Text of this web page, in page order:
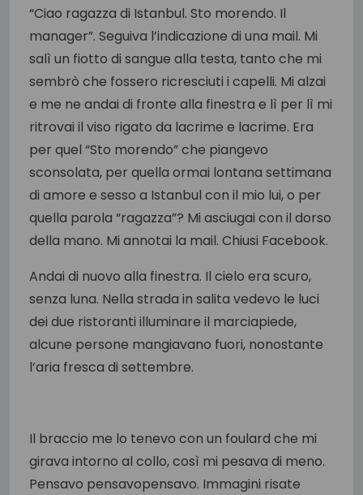
“Ciao ragazza di Istanbul. Sto morendo. Il
manager”. Seguiva l’indicazione di una mail. Mi
salì un fiotto di sangue alla testa, tanto che mi
sembrò che fossero ricresciuti i capelli. Mi alzai
e me ne andai di fronte alla finestra e lì per lì mi
ritrovai il viso rigato da lacrime e lacrime. Era
per quel “Sto morendo” che piangevo
sconsolata, per quella ormai lontana settimana
di amore e sesso a Istanbul con il mio lui, o per
quella parola “ragazza”? Mi asciugai con il dorso
della mano. Mi annotai la mail. Chiusi Facebook.
Andai di nuovo alla finestra. Il cielo era scuro,
senza luna. Nella strada in salita vedevo le luci
dei due ristoranti illuminare il marciapiede,
alcune persone mangiavano fuori, nonostante
l’aria fresca di settembre.
Il braccio me lo tenevo con un foulard che mi
girava intorno al collo, così mi pesava di meno.
Pensavo pensavopensavo. Immagini risate